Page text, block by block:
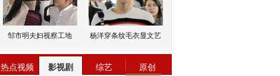
邹市明夫妇视察工地 杨洋穿条纹毛衣显文艺
热点视频 影视剧 综艺 原创